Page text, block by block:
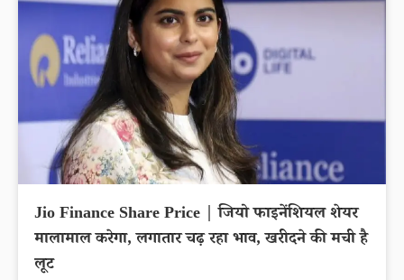
Jio Finance Share Price | जियो फाइनेंशियल शेयर
मालामाल करेगा, लगातार चढ़ रहा भाव, खरीदने की मची है
लूट